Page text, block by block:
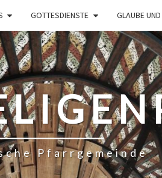
GOTTESDIENSTE GLAUBE
Pfarrgemeinde